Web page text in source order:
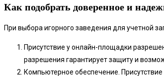
Как подобрать доверенное и
При выбора игорного заведения для учетной
Присутствие у онлайн-площадки
разрешения гарантирует защиту и
Компьютерное обеспечение.